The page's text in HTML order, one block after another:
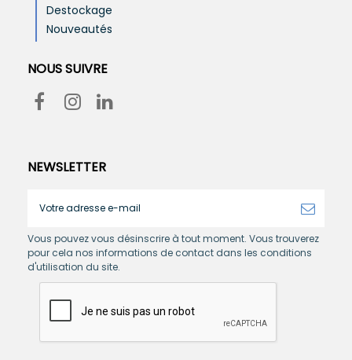
Destockage
Nouveautés
NOUS SUIVRE
NEWSLETTER
Vous pouvez vous désinscrire à tout moment. Vous trouverez
pour cela nos informations de contact dans les conditions
d'utilisation du site.